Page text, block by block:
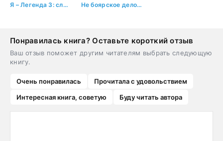
Я – Легенда 3: следы на воде Не боярское дело. Одиннадцатая часть книги. Главы 70 – 80
Понравилась книга? Оставьте короткий отзыв
Ваш отзыв поможет другим читателям выбрать следующую
книгу.
Очень понравилась
Прочитала с удовольствием
Интересная книга, советую
Буду читать автора